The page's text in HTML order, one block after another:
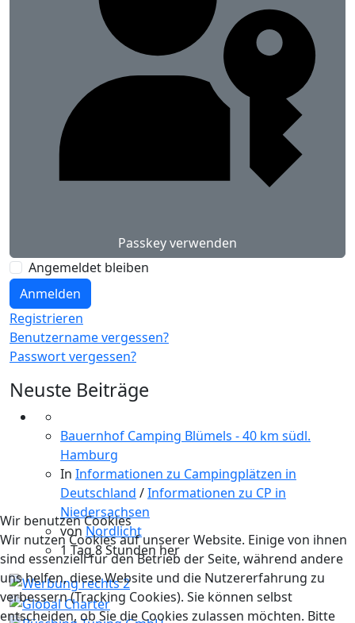
Passkey verwenden
Angemeldet bleiben
Anmelden
Registrieren
Benutzername vergessen?
Passwort vergessen?
Neuste Beiträge
Bauernhof Camping Blümels - 40 km südl.
Hamburg
In Informationen zu Campingplätzen in
Deutschland /Informationen zu CP in
Niedersachsen
von Nordlicht
1 Tag 8 Stunden her
Wir benutzen Cookies
Wir nutzen Cookies auf unserer Website. Einige von ihnen
sind essenziell für den Betrieb der Seite, während andere
uns helfen, diese Website und die Nutzererfahrung zu
verbessern (Tracking Cookies). Sie können selbst
entscheiden, ob Sie die Cookies zulassen möchten. Bitte